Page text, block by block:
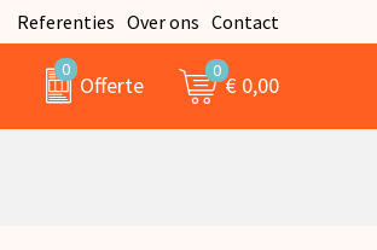
Referenties Over ons Contact
0
Offerte
0
€ 0,00